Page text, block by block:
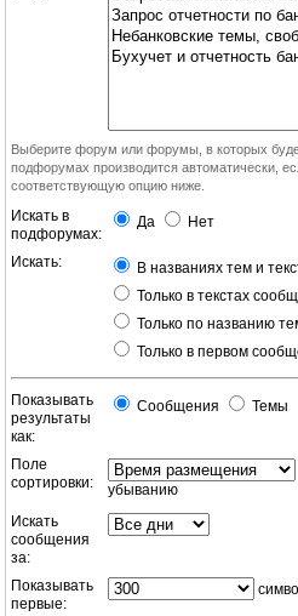
Выберите форум или форумы, в которых
подфорумах производится автоматически,
соответствующую опцию ниже.
Искать в
подфорумах:
Да Нет
Искать:
В названиях тем и
Только в текстах
Только по названию
Только в первом
Показывать
результаты
как:
Сообщения Темы
Поле
сортировки:
убыванию
Искать
сообщения
за:
Показывать
первые: